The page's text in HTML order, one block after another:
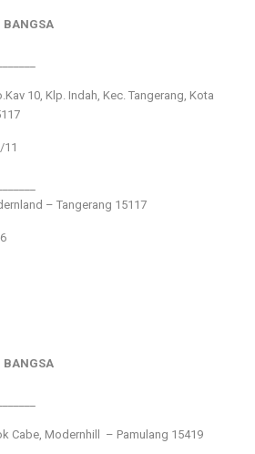
BANGSA
10, Klp. Indah, Kec. Tangerang, Kota
11
– Tangerang 15117
BANGSA
Cabe, Modernhill – Pamulang 15419